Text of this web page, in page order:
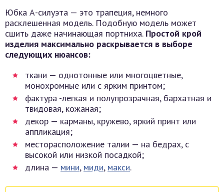
Юбка А-силуэта — это трапеция, немного
расклешенная модель. Подобную модель может
сшить даже начинающая портниха. Простой крой
изделия максимально раскрывается в выборе
следующих нюансов:
ткани — однотонные или многоцветные,
монохромные или с ярким принтом;
фактура -легкая и полупрозрачная, бархатная и
твидовая, кожаная;
декор — карманы, кружево, яркий принт или
аппликация;
месторасположение талии — на бедрах, с
высокой или низкой посадкой;
длина — мини, миди, макси.